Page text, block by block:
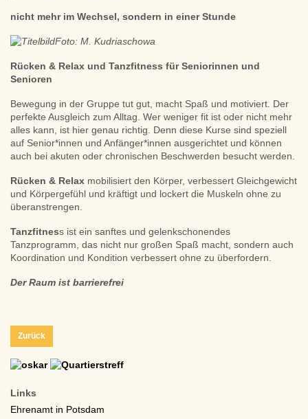
nicht mehr im Wechsel, sondern in einer Stunde
Foto: M. Kudriaschowa
Rücken & Relax und Tanzfitness für Seniorinnen und
Senioren
Bewegung in der Gruppe tut gut, macht Spaß und motiviert. Der
perfekte Ausgleich zum Alltag. Wer weniger fit ist oder nicht mehr
alles kann, ist hier genau richtig. Denn diese Kurse sind speziell
auf Senior*innen und Anfänger*innen ausgerichtet und können
auch bei akuten oder chronischen Beschwerden besucht werden.
Rücken & Relax mobilisiert den Körper, verbessert Gleichgewicht
und Körpergefühl und kräftigt und lockert die Muskeln ohne zu
überanstrengen.
Tanzfitness ist ein sanftes und gelenkschonendes
Tanzprogramm, das nicht nur großen Spaß macht, sondern auch
Koordination und Kondition verbessert ohne zu überfordern.
Der Raum ist barrierefrei
Zurück
Links
Ehrenamt in Potsdam